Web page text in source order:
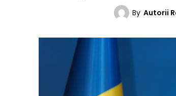
By Autorii